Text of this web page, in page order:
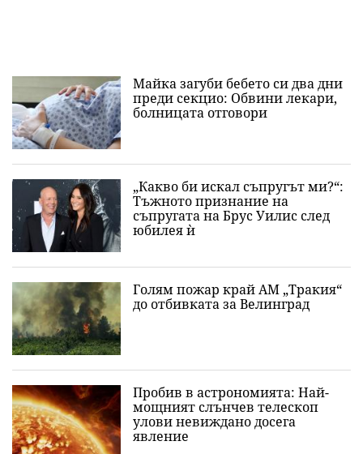
Майка загуби бебето си два дни
преди секцио: Обвини лекари,
болницата отговори
„Какво би искал съпругът ми?“:
Тъжното признание на
съпругата на Брус Уилис след
юбилея ѝ
Голям пожар край АМ „Тракия“
до отбивката за Велинград
Пробив в астрономията: Най-
мощният слънчев телескоп
улови невиждано досега
явление